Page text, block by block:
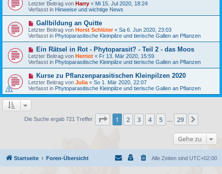
a
g
e
i
t
a
g
e
u
e
B
e
i
t
a
g
Letzter Beitrag von Harry « Mi 15. Jul 2020, 18:24
Verfasst in Hinweise und wichtige News
N
e
u
e
B
e
i
t
a
g
Gallbildung an Quitte
Letzter Beitrag von Horst Schlüter« Sa 6. Jun 2020, 23:03
Verfasst in Phytoparasitische Kleinpilze und tierische Gallen an Pflanzen
N
e
u
e
B
e
i
t
Ein Rätsel in Rot - Phytoparasit? - Teil 2 - das Moos
Letzter Beitrag von Herriot « Fr 13. Mär 2020, 15:59
Verfasst in Phytoparasitische Kleinpilze und tierische Gallen an Pflanzen
N
e
u
e
r
i
t
Kurse zu Pflanzenparasitischen Kleinpilzen 2020
Letzter Beitrag von Julia « So 1. Mär 2020, 22:07
Verfasst in Phytoparasitische Kleinpilze und tierische Gallen an Pflanzen
Die Suche ergab 721 Treffer Seite 1von 29
1 2 3 4 5 29
Gehe zu
Startseite Foren-Übersicht Alle Zeiten sind UTC+02:00